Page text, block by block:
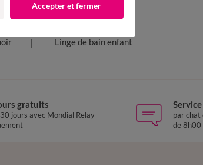
Linge de bain enfant
gratuits
jours avec Mondial Relay
par chat
de 8h00
Accepter et fermer